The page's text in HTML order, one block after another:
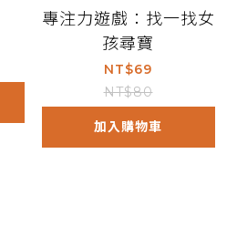
專注力遊戲：找一找女
孩尋寶
NT$69
NT$80
加入購物車